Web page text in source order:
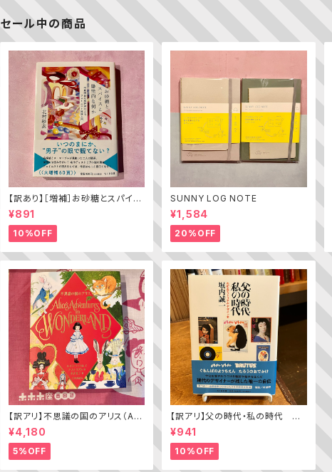
セール中の商品
【訳あり】［増補］お砂糖とスパイス
と爆発的な何か ——不真面目な
批評家によるフェミニスト批評入門
¥891
10%OFF
SUNNY LOG NOTE
¥1,584
20%OFF
【訳アリ】不思議の国のアリス（Alic
e’s Adventures in WONDERL
AND）
¥4,180
5%OFF
【訳アリ】父の時代・私の時代 ─
わがエディトリアル・デザイン史
¥941
10%OFF